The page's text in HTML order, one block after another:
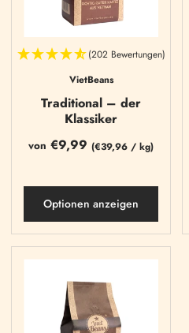
(202 Bewertungen)
VietBeans
Traditional – der
Klassiker
von €9,99 (€39,96 / kg)
Optionen anzeigen